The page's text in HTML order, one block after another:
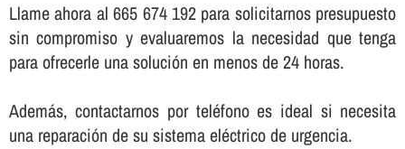
Llame ahora al 665 674 192 para solicitarnos presupuesto
sin compromiso y evaluaremos la necesidad que tenga
para ofrecerle una solución en menos de 24 horas.
Además, contactarnos por teléfono es ideal si necesita
una reparación de su sistema eléctrico de urgencia.